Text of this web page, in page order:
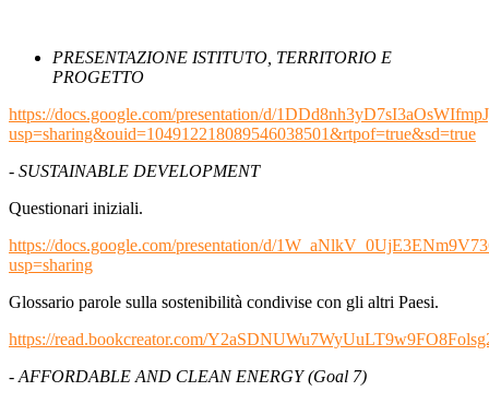
PRESENTAZIONE ISTITUTO, TERRITORIO E
PROGETTO
https://docs.google.com/presentation/d/
usp=sharing&ouid=104912218089546038501&rtpof=true&sd=true
- SUSTAINABLE DEVELOPMENT
Questionari iniziali.
https://docs.google.com/presentation/d/
usp=sharing
Glossario parole sulla sostenibilità condivise con gli altri Paesi.
https://read.bookcreator.com/
- AFFORDABLE AND CLEAN ENERGY (Goal 7)